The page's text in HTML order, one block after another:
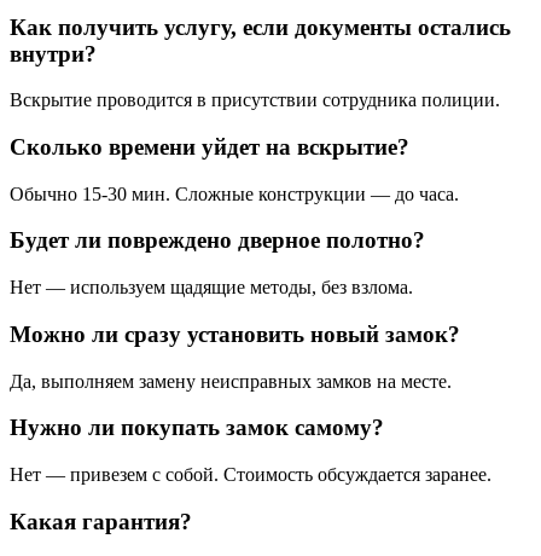
Как получить услугу, если документы остались
внутри?
Вскрытие проводится в присутствии сотрудника полиции.
Сколько времени уйдет на вскрытие?
Обычно 15-30 мин. Сложные конструкции — до часа.
Будет ли повреждено дверное полотно?
Нет — используем щадящие методы, без взлома.
Можно ли сразу установить новый замок?
Да, выполняем замену неисправных замков на месте.
Нужно ли покупать замок самому?
Нет — привезем с собой. Стоимость обсуждается заранее.
Какая гарантия?